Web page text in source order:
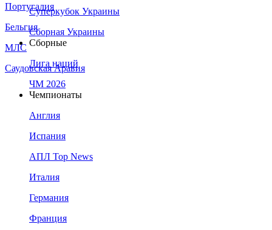
Португалия
Бельгия
МЛС
Саудовская Аравия
Суперкубок Украины
Сборная Украины
Сборные
Лига наций
ЧМ 2026
Чемпионаты
Англия
Испания
АПЛ Top News
Италия
Германия
Франция